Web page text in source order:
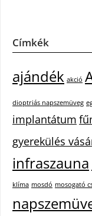
Címkék
ajándék akció
dioptriás napszemüveg
implantátum
gyerekülés
infraszauna
klíma mosdó mosogató